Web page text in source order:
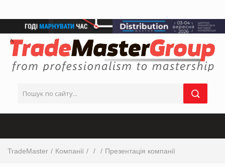
TradeMaster Компанії Презентація компанії